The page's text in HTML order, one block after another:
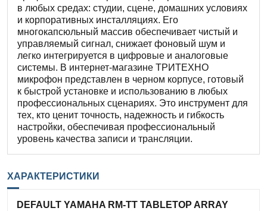
в любых средах: студии, сцене, домашних условиях
и корпоративных инсталляциях. Его
многокапсюльный массив обеспечивает чистый и
управляемый сигнал, снижает фоновый шум и
легко интегрируется в цифровые и аналоговые
системы. В интернет-магазине ТРИТЕХНО
микрофон представлен в черном корпусе, готовый
к быстрой установке и использованию в любых
профессиональных сценариях. Это инструмент для
тех, кто ценит точность, надежность и гибкость
настройки, обеспечивая профессиональный
уровень качества записи и трансляции.
ХАРАКТЕРИСТИКИ
DEFAULT YAMAHA RM-TT TABLETOP ARRAY